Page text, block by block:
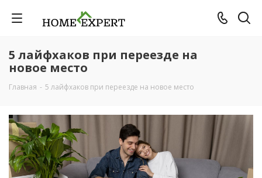
5 лайфхаков при переезде на
новое место
Главная - 5 лайфхаков при переезде на новое место